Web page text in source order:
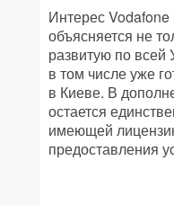
Интерес Vodafone
объясняется не
развитую по всей
в том числе уже
в Киеве. В
остается
имеющей
предоставления